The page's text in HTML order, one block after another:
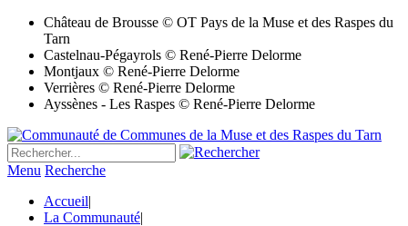
Château de Brousse © OT Pays de la Muse et des Raspes du
Tarn
Castelnau-Pégayrols © René-Pierre Delorme
Montjaux © René-Pierre Delorme
Verrières © René-Pierre Delorme
Ayssènes - Les Raspes © René-Pierre Delorme
Menu Recherche
Accueil|
La Communauté|